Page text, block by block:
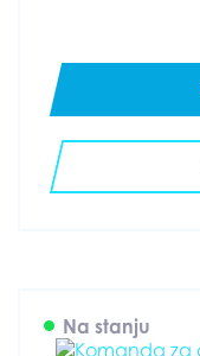
Na stanju